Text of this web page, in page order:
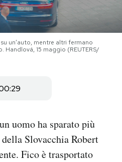
un’auto, mentre altri fermano
Handlová, 15 maggio (REUTERS/
uomo ha sparato più
Slovacchia Robert
Fico è trasportato